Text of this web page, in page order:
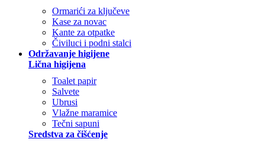
Ormarići za ključeve
Kase za novac
Kante za otpatke
Čiviluci i podni stalci
Održavanje higijene
Lična higijena
Toalet papir
Salvete
Ubrusi
Vlažne maramice
Tečni sapuni
Sredstva za čišćenje